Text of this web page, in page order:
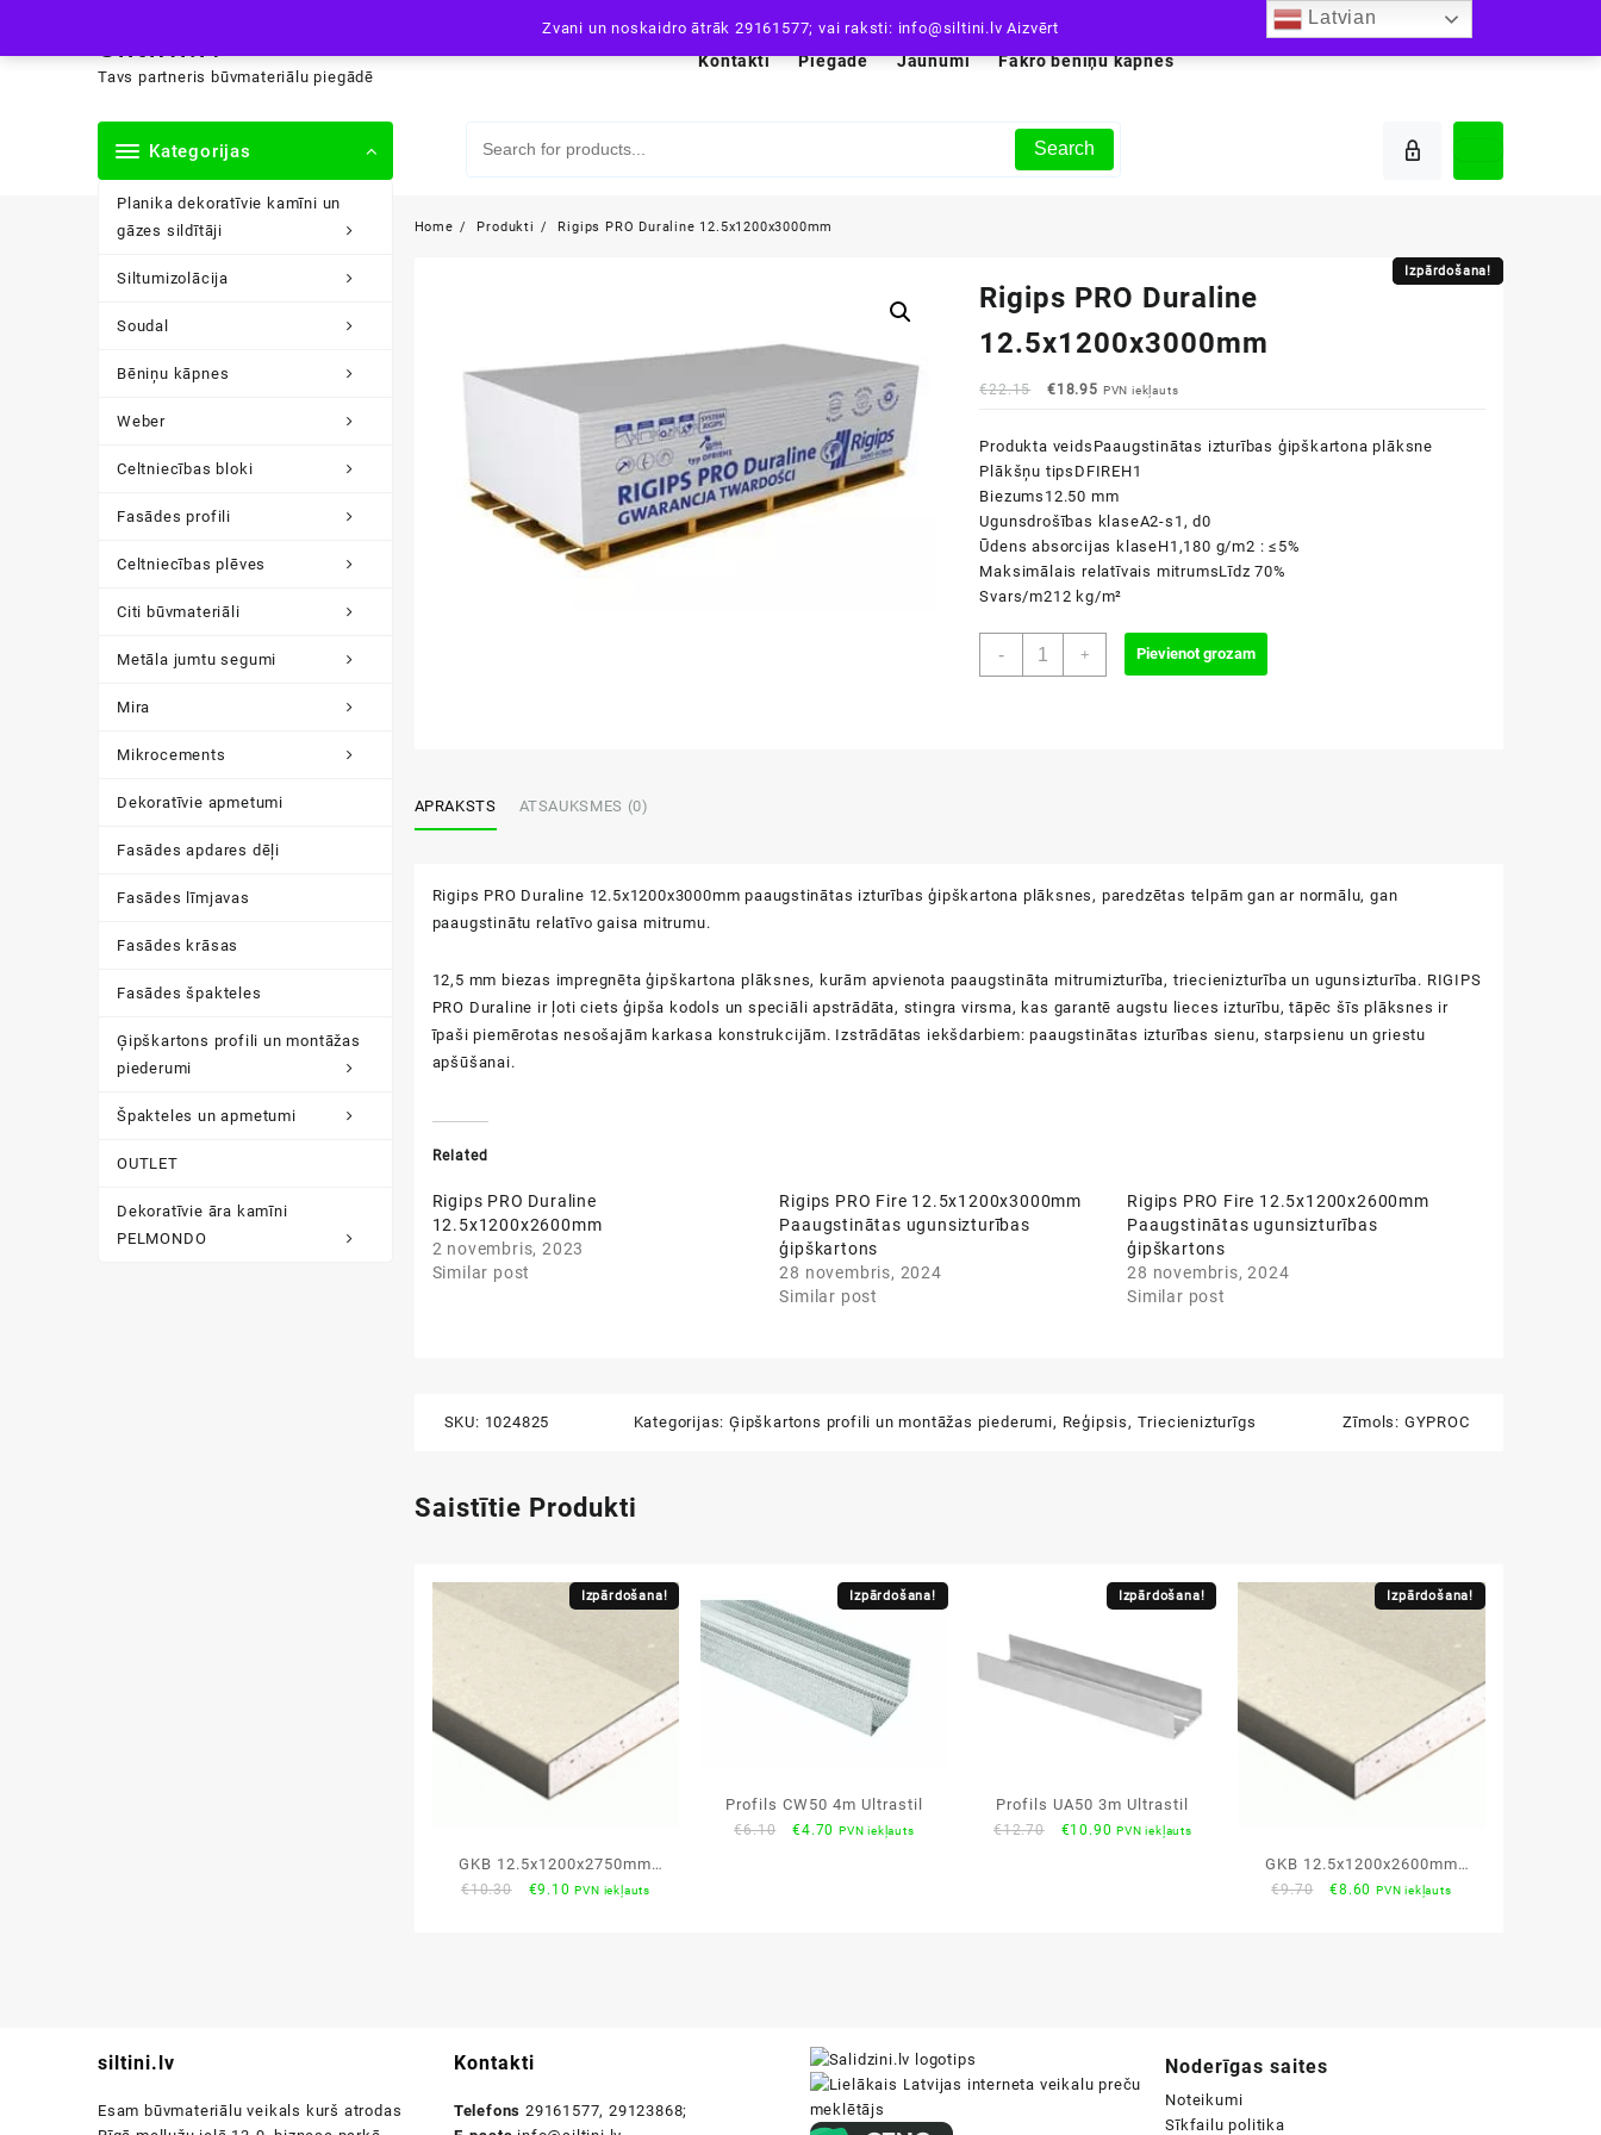
Zvani un noskaidro ātrāk 29161577; vai raksti: info@siltini.lvAizvērt
content
siltini.lv
Tavs partneris būvmateriālu piegādē
Kontakti Piegāde Jaunumi Fakro bēniņu kāpnes
Kategorijas
Planika dekoratīvie kamīni un
gāzes sildītāji
Siltumizolācija
Soudal
Bēniņu kāpnes
Weber
Celtniecības bloki
Fasādes profili
Celtniecības plēves
Citi būvmateriāli
Metāla jumtu segumi
Mira
Mikrocements
Dekoratīvie apmetumi
Fasādes apdares dēļi
Fasādes līmjavas
Fasādes krāsas
Fasādes špakteles
Ģipškartons profili un montāžas
piederumi
Špakteles un apmetumi
OUTLET
Dekoratīvie āra kamīni
PELMONDO
Search
Home Produkti Rigips PRO Duraline 12.5x1200x3000mm
Izpārdošana!
Rigips PRO Duraline
12.5x1200x3000mm
€22.15
Original
was:
€22.15.
€18.95Current
is:
€18.95.
PVN iekļauts
Produkta veids Paaugstinātas izturības ģipškartona plāksne
Plākšņu tips DFIREH1
Biezums 12.50 mm
Ugunsdrošības klaseA2-s1, d0
Ūdens absorcijas klaseH1,180 g/m2 : ≤5%
Maksimālais relatīvais mitrumsLīdz 70%
Svars/m212 kg/m²
-
Rigips
+ Pievienot grozam
Izpārdošana!
APRAKSTS ATSAUKSMES (0)
Rigips PRO Duraline 12.5x1200x3000mm paaugstinātas izturības ģipškartona plāksnes, paredzētas telpām gan ar normālu, gan
paaugstinātu relatīvo gaisa mitrumu.
12,5 mm biezas impregnēta ģipškartona plāksnes, kurām apvienota paaugstināta mitrumizturība, triecienizturība un ugunsizturība. RIGIPS
PRO Duraline ir ļoti ciets ģipša kodols un speciāli apstrādāta, stingra virsma, kas garantē augstu lieces izturību, tāpēc šīs plāksnes ir
īpaši piemērotas nesošajām karkasa konstrukcijām. Izstrādātas iekšdarbiem: paaugstinātas izturības sienu, starpsienu un griestu
apšūšanai.
Related
Rigips PRO Duraline
12.5x1200x2600mm
2 novembris, 2023
Similar post
Rigips PRO Fire 12.5x1200x3000mm
Paaugstinātas ugunsizturības
ģipškartons
28 novembris, 2024
Similar post
Rigips PRO Fire 12.5x1200x2600mm
Paaugstinātas ugunsizturības
ģipškartons
28 novembris, 2024
Similar post
SKU: 1024825 Kategorijas:Ģipškartons profili un montāžas piederumi, Reģipsis, Triecienizturīgs Zīmols: GYPROC
Saistītie Produkti
Izpārdošana!
GKB 12.5x1200x2750mm
Gyproc standarta plāksne
€10.30
Original
€9.10 Current
PVN iekļauts
Izpārdošana!
Profils CW50 4m Ultrastil
€6.10
Original
€4.70 Current
PVN iekļauts
Izpārdošana!
Profils UA50 3m Ultrastil
€12.70
Original
€10.90 Current
PVN iekļauts
Izpārdošana!
GKB 12.5x1200x2600mm
Gyproc standarta plāksne
€9.70
Original
€8.60 Current
PVN iekļauts
siltini.lv
Esam būvmateriālu veikals kurš atrodas
Kontakti
Telefons 29161577, 29123868;
Noderīgas saites
Noteikumi
Sīkfailu politika
Latvian